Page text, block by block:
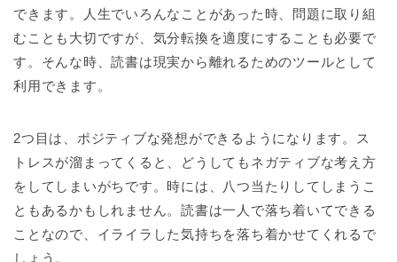
できます。人生でいろんなことがあった時、問題に取り組
むことも大切ですが、気分転換を適度にすることも必要で
す。そんな時、読書は現実から離れるためのツールとして
利用できます。
2つ目は、ポジティブな発想ができるようになります。ス
トレスが溜まってくると、どうしてもネガティブな考え方
をしてしまいがちです。時には、八つ当たりしてしまうこ
ともあるかもしれません。読書は一人で落ち着いてできる
ことなので、イライラした気持ちを落ち着かせてくれるで
しょう。